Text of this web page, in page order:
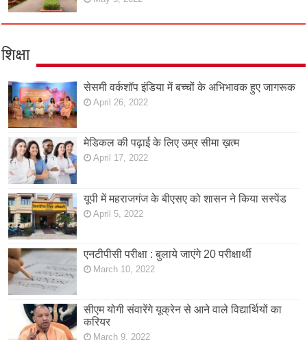
शिक्षा
सेसमी वर्कशॉप इंडिया में बच्चों के अभिभावक हुए जागरूक
April 26, 2022
मेडिकल की पढ़ाई के लिए उम्र सीमा ख़त्म
April 17, 2022
यूपी में महराजगंज के बीएसए को शासन ने किया सस्पेंड
April 5, 2022
एनटीपीसी परीक्षा : बुलाये जाएंगे 20 परीक्षार्थी
March 10, 2022
सीएम योगी संवारेंगे यूक्रेन से आने वाले विद्यार्थियों का
करियर
March 9, 2022